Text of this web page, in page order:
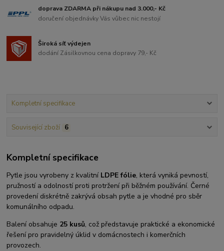
doprava ZDARMA při nákupu nad 3.000,- Kč
doručení objednávky Vás vůbec nic nestojí
Široká síť výdejen
dodání Zásilkovnou cena dopravy 79,- Kč
Kompletní specifikace
Související zboží 6
Kompletní specifikace
Pytle jsou vyrobeny z kvalitní LDPE fólie, která vyniká pevností,
pružností a odolností proti protržení při běžném používání. Černé
provedení diskrétně zakrývá obsah pytle a je vhodné pro sběr
komunálního odpadu.
Balení obsahuje 25 kusů, což představuje praktické a ekonomické
řešení pro pravidelný úklid v domácnostech i komerčních
provozech.